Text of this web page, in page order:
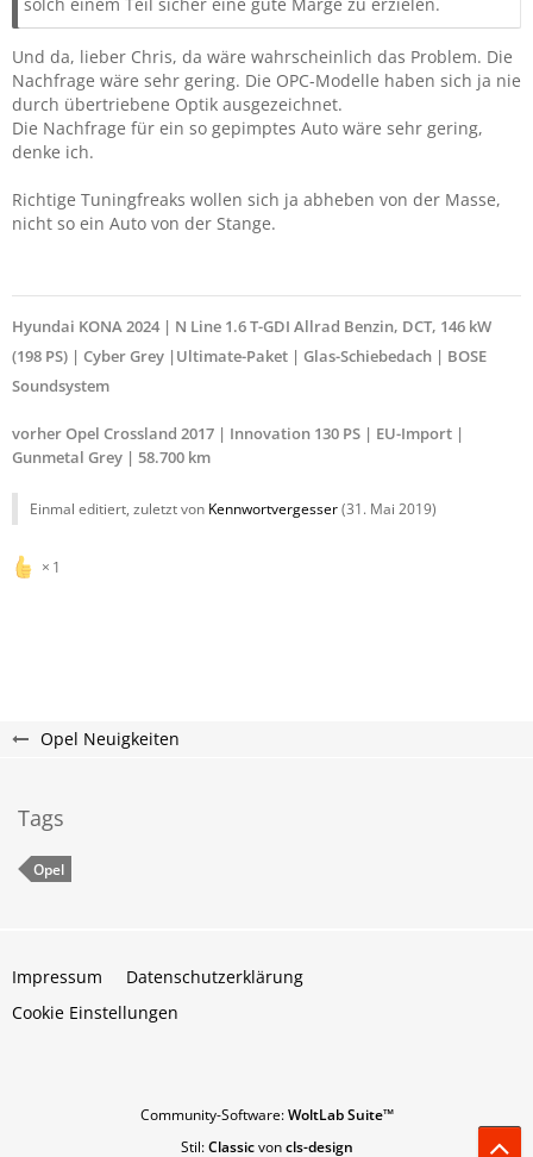
Und da, lieber Chris, da wäre wahrscheinlich das Problem. Die
Nachfrage wäre sehr gering. Die OPC-Modelle haben sich ja nie
durch übertriebene Optik ausgezeichnet.
Die Nachfrage für ein so gepimptes Auto wäre sehr gering,
denke ich.
Richtige Tuningfreaks wollen sich ja abheben von der Masse,
nicht so ein Auto von der Stange.
Hyundai KONA 2024 | N Line 1.6 T-GDI Allrad Benzin, DCT, 146 kW
(198 PS) | Cyber Grey |Ultimate-Paket | Glas-Schiebedach | BOSE
Soundsystem
vorher Opel Crossland 2017 | Innovation 130 PS | EU-Import |
Gunmetal Grey | 58.700 km
Einmal editiert, zuletzt von Kennwortvergesser(31. Mai 2019)
1
Opel Neuigkeiten
Tags
Opel
Impressum
Datenschutzerklärung
Cookie Einstellungen
Community-Software:WoltLab Suite™
Stil:Classicvoncls-design